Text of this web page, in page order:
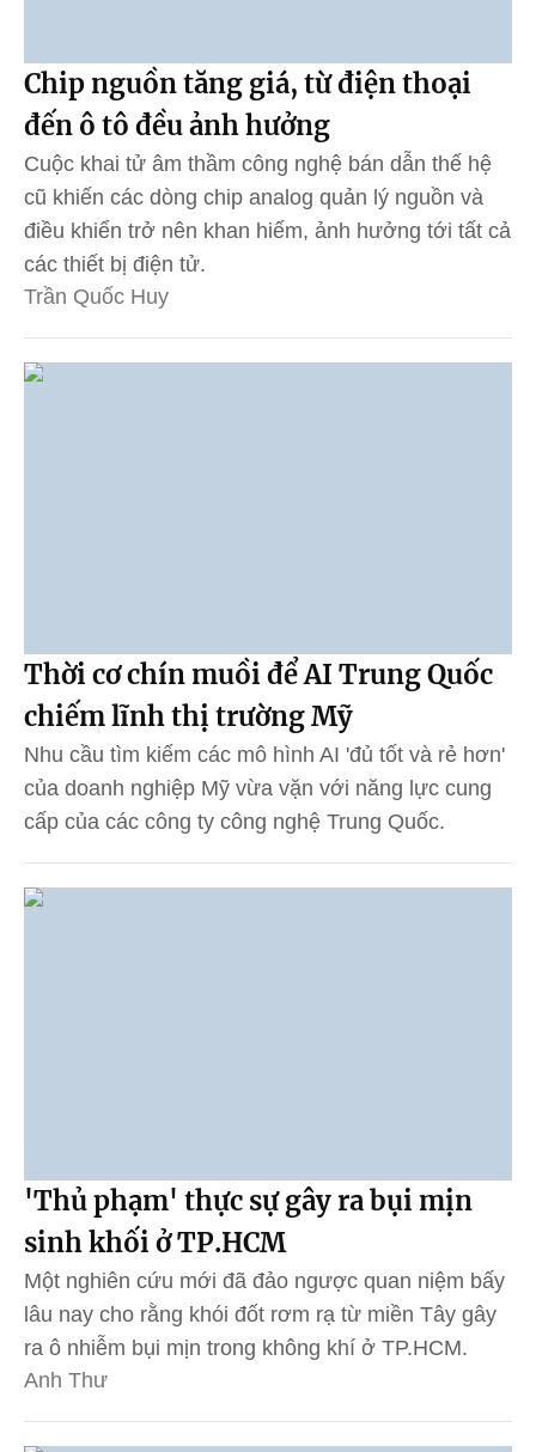
Chip nguồn tăng giá, từ điện thoại
đến ô tô đều ảnh hưởng
Cuộc khai tử âm thầm công nghệ bán dẫn thế hệ
cũ khiến các dòng chip analog quản lý nguồn và
điều khiển trở nên khan hiếm, ảnh hưởng tới tất cả
các thiết bị điện tử.
Trần Quốc Huy
Thời cơ chín muồi để AI Trung Quốc
chiếm lĩnh thị trường Mỹ
Nhu cầu tìm kiếm các mô hình AI 'đủ tốt và rẻ hơn'
của doanh nghiệp Mỹ vừa vặn với năng lực cung
cấp của các công ty công nghệ Trung Quốc.
'Thủ phạm' thực sự gây ra bụi mịn
sinh khối ở TP.HCM
Một nghiên cứu mới đã đảo ngược quan niệm bấy
lâu nay cho rằng khói đốt rơm rạ từ miền Tây gây
ra ô nhiễm bụi mịn trong không khí ở TP.HCM.
Anh Thư